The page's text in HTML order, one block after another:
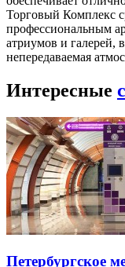
Торговый Комплекс
профессиональным
атриумов и галерей,
непередаваемая
Интересные
Петербургское